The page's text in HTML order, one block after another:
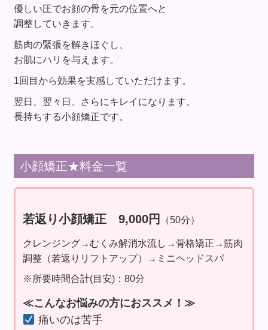
優しい圧でお顔の骨を元の位置へと
調整していきます。
筋肉の緊張を解きほぐし、
お肌にハリを与えます。
1回目から効果を実感していただけます。
翌日、翌々日、さらにキレイになります。
長持ちする小顔矯正です。
小顔矯正★料金一覧
若返り小顔矯正 9,000円 （50分）
クレンジング→むくみ解消水流し→骨格矯正→筋肉
調整（若返りリフトアップ）→ミニヘッドスパ
※所要時間合計(目安)：80分
≪こんなお悩みの方におススメ！≫
痛いのは苦手